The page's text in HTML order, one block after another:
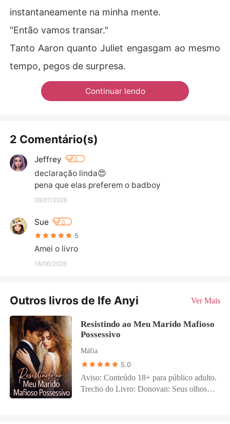
instantaneamente na minha mente.
"Então vamos transar."
Tanto Aaron quanto Juliet engasgam ao mesmo
tempo, pegos de surpresa.
Continuar lendo
2 Comentário(s)
Jeffrey 0
declaração linda😍
pena que elas preferem o badboy
09/07/2026
Sue 0
5
Amei o livro
18/06/2026
Outros livros de Ife Anyi Ver Mais
Resistindo ao Meu Marido Mafioso
Possessivo
Máfia
5.0
Aviso: Conteúdo 18+ para público adulto.
Trecho do Livro: Donovan: Seus olhos